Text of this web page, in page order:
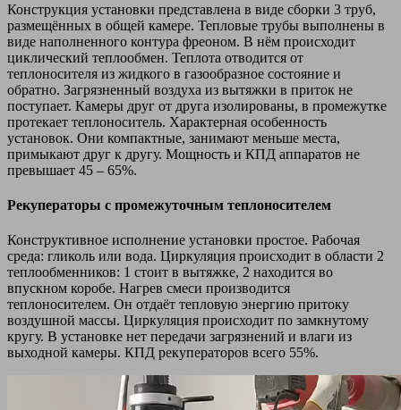
Конструкция установки представлена в виде сборки 3 труб,
размещённых в общей камере. Тепловые трубы выполнены в
виде наполненного контура фреоном. В нём происходит
циклический теплообмен. Теплота отводится от
теплоносителя из жидкого в газообразное состояние и
обратно. Загрязненный воздуха из вытяжки в приток не
поступает. Камеры друг от друга изолированы, в промежутке
протекает теплоноситель. Характерная особенность
установок. Они компактные, занимают меньше места,
примыкают друг к другу. Мощность и КПД аппаратов не
превышает 45 – 65%.
Рекуператоры с промежуточным теплоносителем
Конструктивное исполнение установки простое. Рабочая
среда: гликоль или вода. Циркуляция происходит в области 2
теплообменников: 1 стоит в вытяжке, 2 находится во
впускном коробе. Нагрев смеси производится
теплоносителем. Он отдаёт тепловую энергию притоку
воздушной массы. Циркуляция происходит по замкнутому
кругу. В установке нет передачи загрязнений и влаги из
выходной камеры. КПД рекуператоров всего 55%.